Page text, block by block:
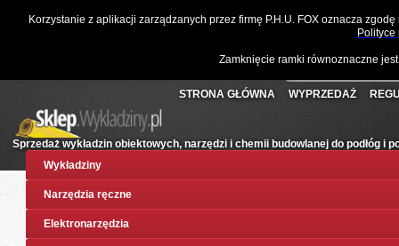
Korzystanie z aplikacji zarządzanych przez firmę P.H.U. FOX oznacza
Zamknięcie ramki równoznaczne
Sprzedaż wykładzin obiektowych, narzędzi i chemii budowlanej do podłóg i
☎061 811 10 03 📧sklep@wykladziny.pl
Twoje konto
STRONA GŁÓWNA WYPRZEDAŻ
Wykładziny
Narzędzia ręczne
Elektronarzędzia
Waluta:
Polski